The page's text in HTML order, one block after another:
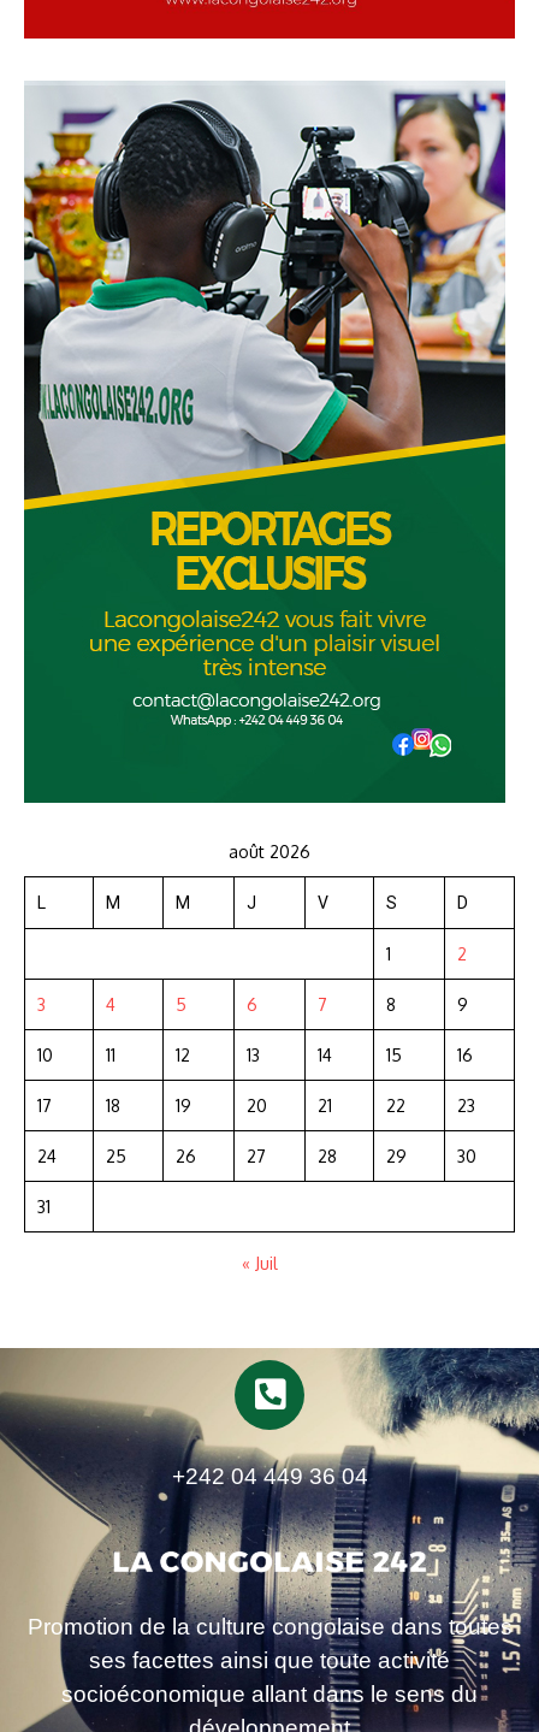
août 2026
L M M J V S D
1 2
3 4 5 6 7 8 9
10 11 12 13 14 15 16
17 18 19 20 21 22 23
24 25 26 27 28 29 30
31
« Juil
+242 04 449 36 04
Promotion de la culture congolaise dans toutes
ses facettes ainsi que toute activité
socioéconomique allant dans le sens du